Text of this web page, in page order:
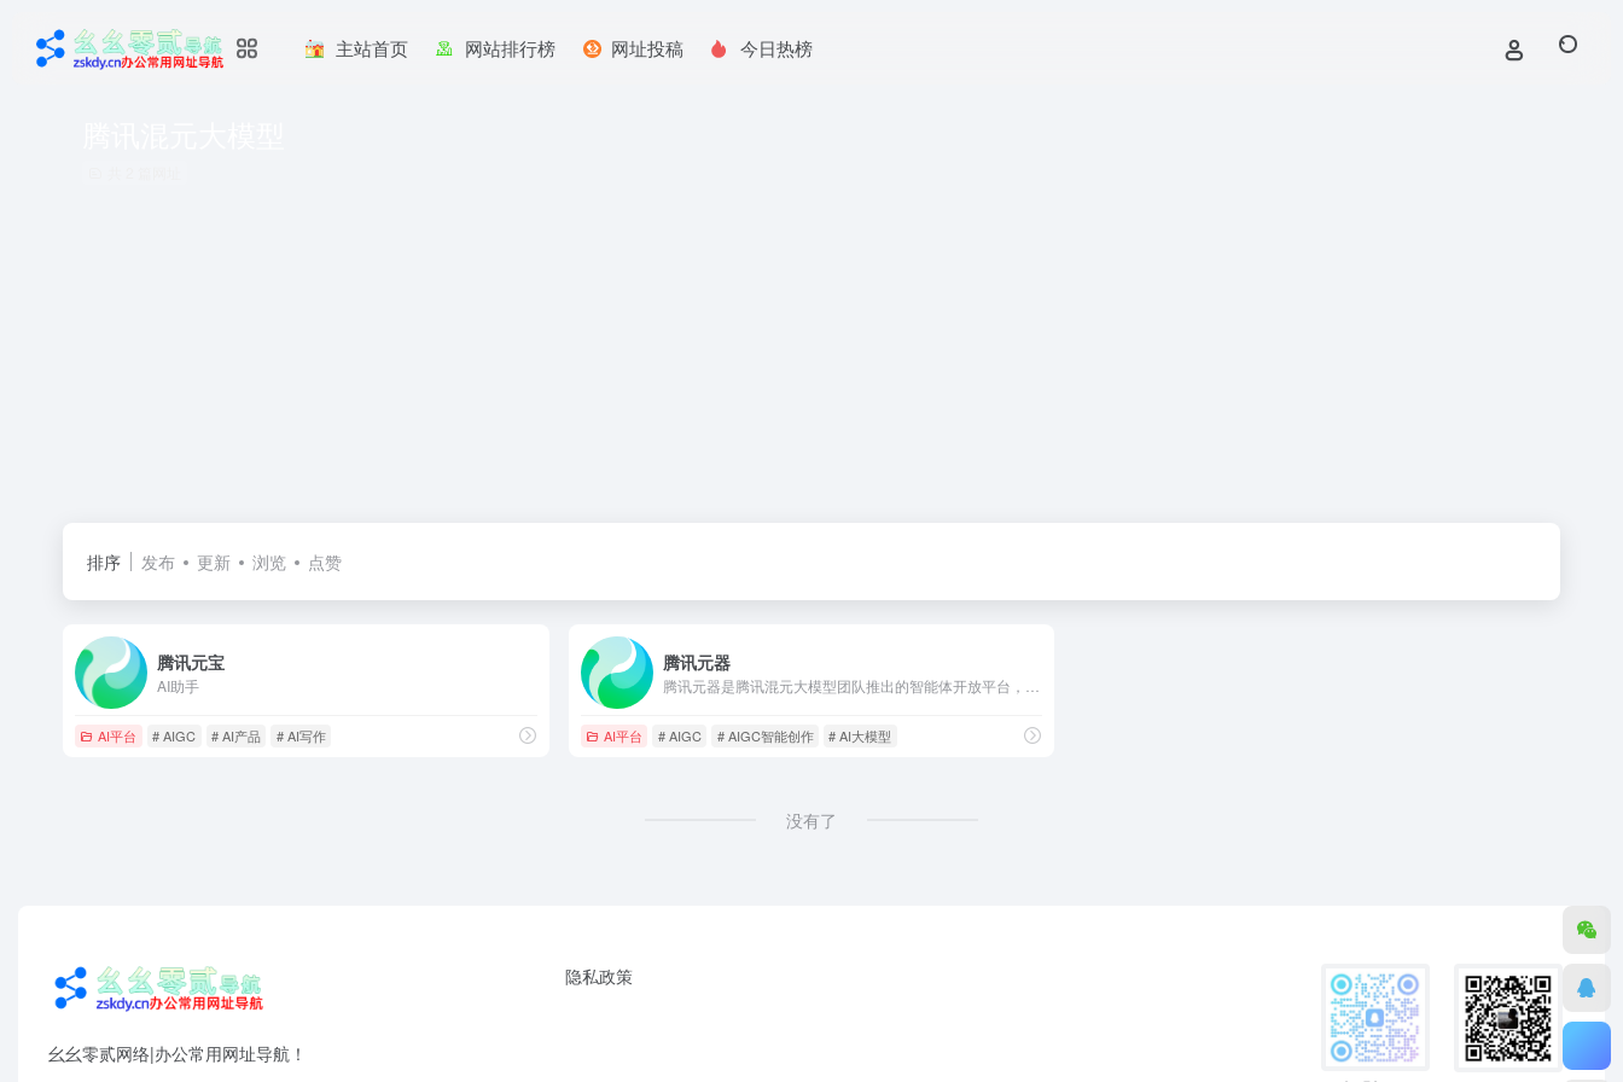
主站首页 网站排行榜 网址投稿 今日热榜
排序 发布 更新 浏览 点赞
腾讯元宝
AI助手
AI平台 # AIGC # AI产品 # AI写作
腾讯元器
AI平台 # AIGC # AIGC智能创作 # AI大模型
没有了
幺幺零贰网络|办公常用网址导航！
隐私政策